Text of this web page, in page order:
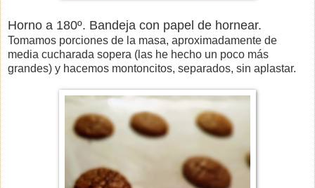
Horno a 180º. Bandeja con papel de hornear.
Tomamos porciones de la masa, aproximadamente de
media cucharada sopera (las he hecho un poco más
grandes) y hacemos montoncitos, separados, sin aplastar.